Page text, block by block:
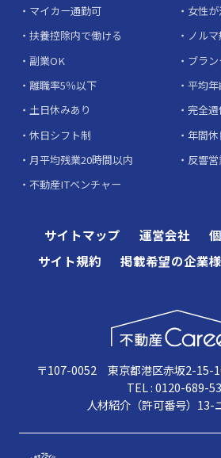
マイカー通勤可
女性
扶養控除内で働ける
ノル
副業OK
ブラ
離職率5％以下
平均
土日休みあり
完全週
休日シフト制
年間
月平均残業20時間以内
反響
不動産ITベンチャー
サイトマップ 運営会社
サイト規約
掲載希望の企業様
〒107-0052 東京都港区赤坂2-15-
TEL : 0120-689-
人材紹介（許可番号）13-